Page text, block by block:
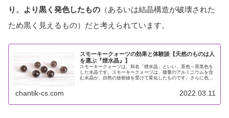
り、より黒く発色したもの （あるいは結晶構造が破壊された
ため黒く見えるもの）だと考えられています。
スモーキークォーツの効果と体験談【天然のものは人
を選ぶ『煙水晶』】
スモーキークォーツは、和名「煙水晶」といい、茶色～茶黒色を
した水晶です。スモーキークォーツは、微量のアルミニウムを含
む水晶が、自然の放射線を受けて変化したものです。さらに色が
chantik-cs.com 2022.03.11